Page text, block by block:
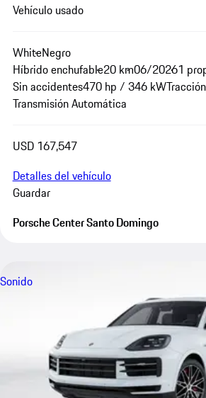
Vehículo usado
WhiteNegro
Híbrido enchufable20 km06/20261
Sin accidentes470 hp / 346 kW
Transmisión Automática
USD 167,547
Detalles del vehículo
Guardar
Porsche Center Santo Domingo
Sonido